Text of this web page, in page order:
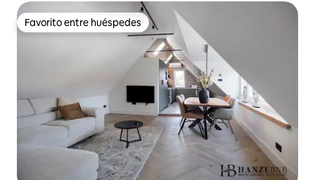
Favorito entre huéspedes
Favorito entre huéspedes